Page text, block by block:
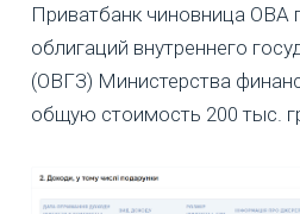
Приватбанк чиновница ОВА
облигаций внутреннего
(ОВГЗ) Министерства
общую стоимость 200 тыс.